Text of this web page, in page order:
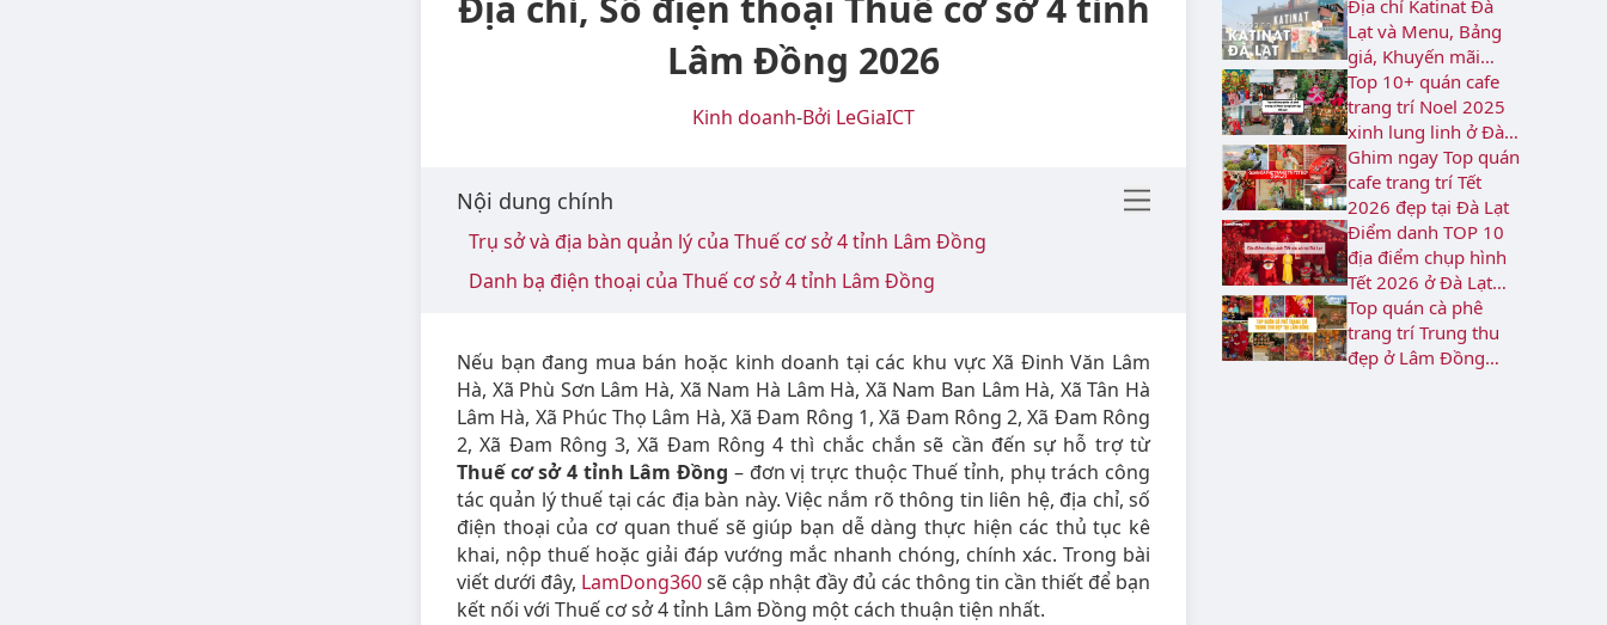
Lâm Đồng 2026
Kinh doanh-Bởi LeGiaICT
Nội dung chính
Trụ sở và địa bàn quản lý của Thuế cơ sở 4 tỉnh Lâm Đồng
Danh bạ điện thoại của Thuế cơ sở 4 tỉnh Lâm Đồng
Nếu bạn đang mua bán hoặc kinh doanh tại các khu vực Xã Đinh Văn Lâm
Hà, Xã Phù Sơn Lâm Hà, Xã Nam Hà Lâm Hà, Xã Nam Ban Lâm Hà, Xã Tân Hà
Lâm Hà, Xã Phúc Thọ Lâm Hà, Xã Đam Rông 1, Xã Đam Rông 2, Xã Đam Rông
2, Xã Đam Rông 3, Xã Đam Rông 4 thì chắc chắn sẽ cần đến sự hỗ trợ từ
Thuế cơ sở 4 tỉnh Lâm Đồng – đơn vị trực thuộc Thuế tỉnh, phụ trách công
tác quản lý thuế tại các địa bàn này. Việc nắm rõ thông tin liên hệ, địa chỉ, số
điện thoại của cơ quan thuế sẽ giúp bạn dễ dàng thực hiện các thủ tục kê
khai, nộp thuế hoặc giải đáp vướng mắc nhanh chóng, chính xác. Trong bài
viết dưới đây, LamDong360sẽ cập nhật đầy đủ các thông tin cần thiết để bạn
kết nối với Thuế cơ sở 4 tỉnh Lâm Đồng một cách thuận tiện nhất.
2026
Địa chỉ Katinat Đà
Lạt và Menu, Bảng
giá, Khuyến mãi
2026
Top 10+ quán cafe
trang trí Noel 2025
xinh lung linh ở Đà
Lạt
Ghim ngay Top quán
cafe trang trí Tết
2026 đẹp tại Đà Lạt
Điểm danh TOP 10
địa điểm chụp hình
Tết 2026 ở Đà Lạt
rực rỡ
Top quán cà phê
trang trí Trung thu
đẹp ở Lâm Đồng